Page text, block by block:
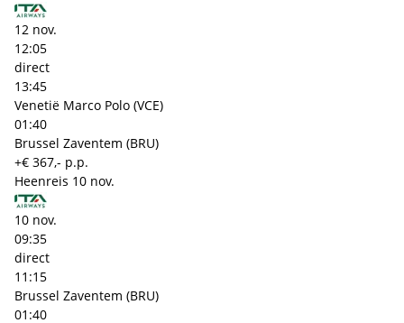
12 nov.
12:05
direct
13:45
Venetië Marco Polo (VCE)
01:40
Brussel Zaventem (BRU)
+€ 367,- p.p.
Heenreis 10 nov.
10 nov.
09:35
direct
11:15
Brussel Zaventem (BRU)
01:40